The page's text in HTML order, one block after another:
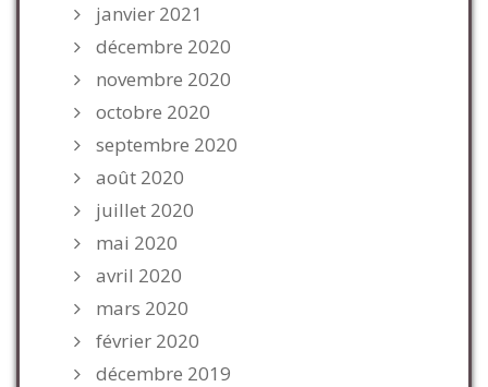
janvier 2021
décembre 2020
novembre 2020
octobre 2020
septembre 2020
août 2020
juillet 2020
mai 2020
avril 2020
mars 2020
février 2020
décembre 2019